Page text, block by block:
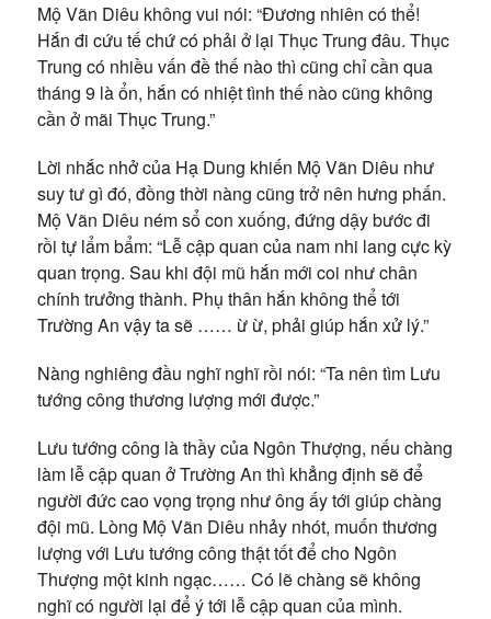
Mộ Vãn Diêu không vui nói: “Đương nhiên có thể!
Hắn đi cứu tế chứ có phải ở lại Thục Trung đâu. Thục
Trung có nhiều vấn đề thế nào thì cũng chỉ cần qua
tháng 9 là ổn, hắn có nhiệt tình thế nào cũng không
cần ở mãi Thục Trung.”
Lời nhắc nhở của Hạ Dung khiến Mộ Vãn Diêu như
suy tư gì đó, đồng thời nàng cũng trở nên hưng phấn.
Mộ Vãn Diêu ném sổ con xuống, đứng dậy bước đi
rồi tự lẩm bẩm: “Lễ cập quan của nam nhi lang cực kỳ
quan trọng. Sau khi đội mũ hắn mới coi như chân
chính trưởng thành. Phụ thân hắn không thể tới
Trường An vậy ta sẽ …… ừ ừ, phải giúp hắn xử lý.”
Nàng nghiêng đầu nghĩ nghĩ rồi nói: “Ta nên tìm Lưu
tướng công thương lượng mới được.”
Lưu tướng công là thầy của Ngôn Thượng, nếu chàng
làm lễ cập quan ở Trường An thì khẳng định sẽ để
người đức cao vọng trọng như ông ấy tới giúp chàng
đội mũ. Lòng Mộ Vãn Diêu nhảy nhót, muốn thương
lượng với Lưu tướng công thật tốt để cho Ngôn
Thượng một kinh ngạc…… Có lẽ chàng sẽ không
nghĩ có người lại để ý tới lễ cập quan của mình.